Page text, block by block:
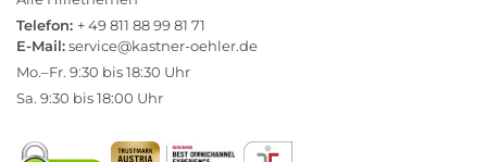
Telefon: + 49 811 88 99 81 71
E-Mail:service@kastner-oehler.de
Mo.–Fr. 9:30 bis 18:30 Uhr
Sa. 9:30 bis 18:00 Uhr